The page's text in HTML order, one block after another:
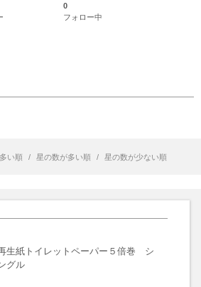
0
フォロー中
い順 / 星の数が多い順 / 星の数が少ない順
生紙トイレットペーパー５倍巻 シ
グル